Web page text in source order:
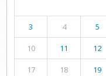
3 4 5
10 11 12
17 18 19